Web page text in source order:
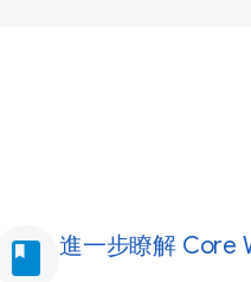
book 進一步瞭解 Core